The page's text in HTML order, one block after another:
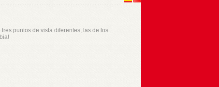
puntos de vista diferentes, las de los